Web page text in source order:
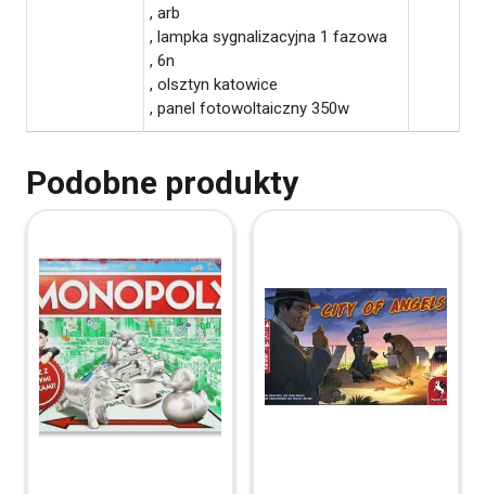
, arb
, lampka sygnalizacyjna 1 fazowa
, 6n
, olsztyn katowice
, panel fotowoltaiczny 350w
Podobne produkty